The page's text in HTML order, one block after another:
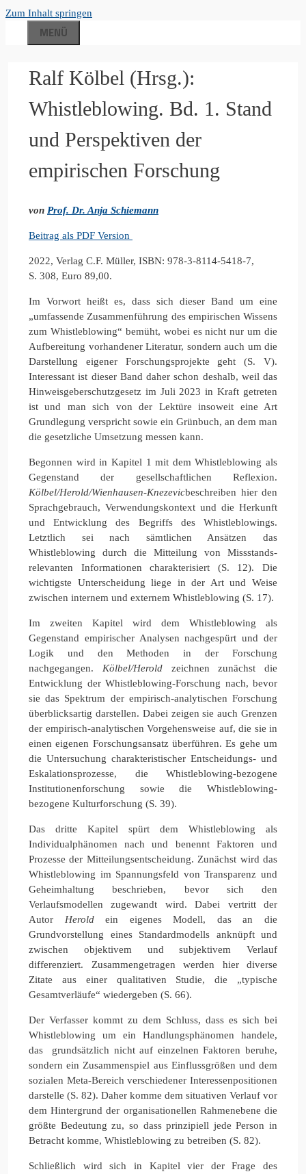
Zum Inhalt springen
MENÜ
Ralf Kölbel (Hrsg.):
Whistleblowing. Bd. 1. Stand
und Perspektiven der
empirischen Forschung
von Prof. Dr. Anja Schiemann
Beitrag als PDF Version
2022, Verlag C.F. Müller, ISBN: 978-3-8114-5418-7,
S. 308, Euro 89,00.
Im Vorwort heißt es, dass sich dieser Band um eine
„umfassende Zusammenführung des empirischen Wissens
zum Whistleblowing“ bemüht, wobei es nicht nur um die
Aufbereitung vorhandener Literatur, sondern auch um die
Darstellung eigener Forschungsprojekte geht (S. V).
Interessant ist dieser Band daher schon deshalb, weil das
Hinweisgeberschutzgesetz im Juli 2023 in Kraft getreten
ist und man sich von der Lektüre insoweit eine Art
Grundlegung verspricht sowie ein Grünbuch, an dem man
die gesetzliche Umsetzung messen kann.
Begonnen wird in Kapitel 1 mit dem Whistleblowing als
Gegenstand der gesellschaftlichen Reflexion.
Kölbel/Herold/Wienhausen-Knezevicbeschreiben hier den
Sprachgebrauch, Verwendungskontext und die Herkunft
und Entwicklung des Begriffs des Whistleblowings.
Letztlich sei nach sämtlichen Ansätzen das
Whistleblowing durch die Mitteilung von Missstands-
relevanten Informationen charakterisiert (S. 12). Die
wichtigste Unterscheidung liege in der Art und Weise
zwischen internem und externem Whistleblowing (S. 17).
Im zweiten Kapitel wird dem Whistleblowing als
Gegenstand empirischer Analysen nachgespürt und der
Logik und den Methoden in der Forschung
nachgegangen. Kölbel/Herold zeichnen zunächst die
Entwicklung der Whistleblowing-Forschung nach, bevor
sie das Spektrum der empirisch-analytischen Forschung
überblicksartig darstellen. Dabei zeigen sie auch Grenzen
der empirisch-analytischen Vorgehensweise auf, die sie in
einen eigenen Forschungsansatz überführen. Es gehe um
die Untersuchung charakteristischer Entscheidungs- und
Eskalationsprozesse, die Whistleblowing-bezogene
Institutionenforschung sowie die Whistleblowing-
bezogene Kulturforschung (S. 39).
Das dritte Kapitel spürt dem Whistleblowing als
Individualphänomen nach und benennt Faktoren und
Prozesse der Mitteilungsentscheidung. Zunächst wird das
Whistleblowing im Spannungsfeld von Transparenz und
Geheimhaltung beschrieben, bevor sich den
Verlaufsmodellen zugewandt wird. Dabei vertritt der
Autor Heroldein eigenes Modell, das an die
Grundvorstellung eines Standardmodells anknüpft und
zwischen objektivem und subjektivem Verlauf
differenziert. Zusammengetragen werden hier diverse
Zitate aus einer qualitativen Studie, die „typische
Gesamtverläufe“ wiedergeben (S. 66).
Der Verfasser kommt zu dem Schluss, dass es sich bei
Whistleblowing um ein Handlungsphänomen handele,
das grundsätzlich nicht auf einzelnen Faktoren beruhe,
sondern ein Zusammenspiel aus Einflussgrößen und dem
sozialen Meta-Bereich verschiedener Interessenpositionen
darstelle (S. 82). Daher komme dem situativen Verlauf vor
dem Hintergrund der organisationellen Rahmenebene die
größte Bedeutung zu, so dass prinzipiell jede Person in
Betracht komme, Whistleblowing zu betreiben (S. 82).
Schließlich wird sich in Kapitel vier der Frage des